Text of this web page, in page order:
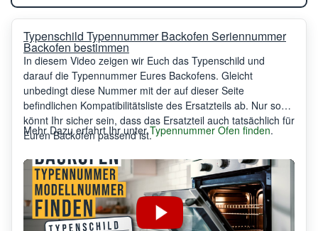
Typenschild Typennummer Backofen Seriennummer
Backofen bestimmen
In diesem Video zeigen wir Euch das Typenschild und
darauf die Typennummer Eures Backofens. Gleicht
unbedingt diese Nummer mit der auf dieser Seite
befindlichen Kompatibilitätsliste des Ersatzteils ab. Nur so
könnt Ihr sicher sein, dass das Ersatzteil auch tatsächlich für
Euren Backofen passend ist.
Mehr Dazu erfahrt Ihr unterTypennummer Ofen finden.